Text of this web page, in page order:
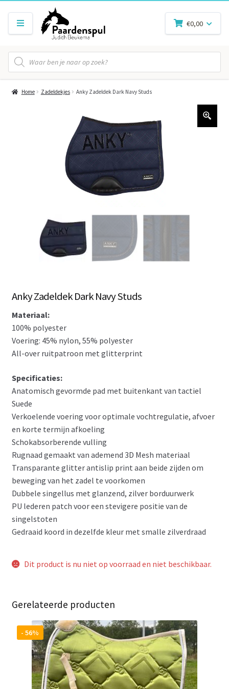
Producten
zoeken
€0,00
Home Zadeldekjes Anky Zadeldek Dark Navy Studs
Anky Zadeldek Dark Navy Studs
Materiaal:
100% polyester
Voering: 45% nylon, 55% polyester
All-over ruitpatroon met glitterprint
Specificaties:
Anatomisch gevormde pad met buitenkant van tactiel
Suede
Verkoelende voering voor optimale vochtregulatie, afvoer
en korte termijn afkoeling
Schokabsorberende vulling
Rugnaad gemaakt van ademend 3D Mesh materiaal
Transparante glitter antislip print aan beide zijden om
beweging van het zadel te voorkomen
Dubbele singellus met glanzend, zilver borduurwerk
PU lederen patch voor een stevigere positie van de
singelstoten
Gedraaid koord in dezelfde kleur met smalle zilverdraad
Dit product is nu niet op voorraad en niet beschikbaar.
Gerelateerde producten
- 56%